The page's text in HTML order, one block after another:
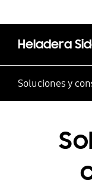
Soluciones y